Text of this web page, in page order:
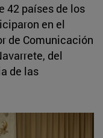
42 países de los
en el
de Comunicación
del
de las